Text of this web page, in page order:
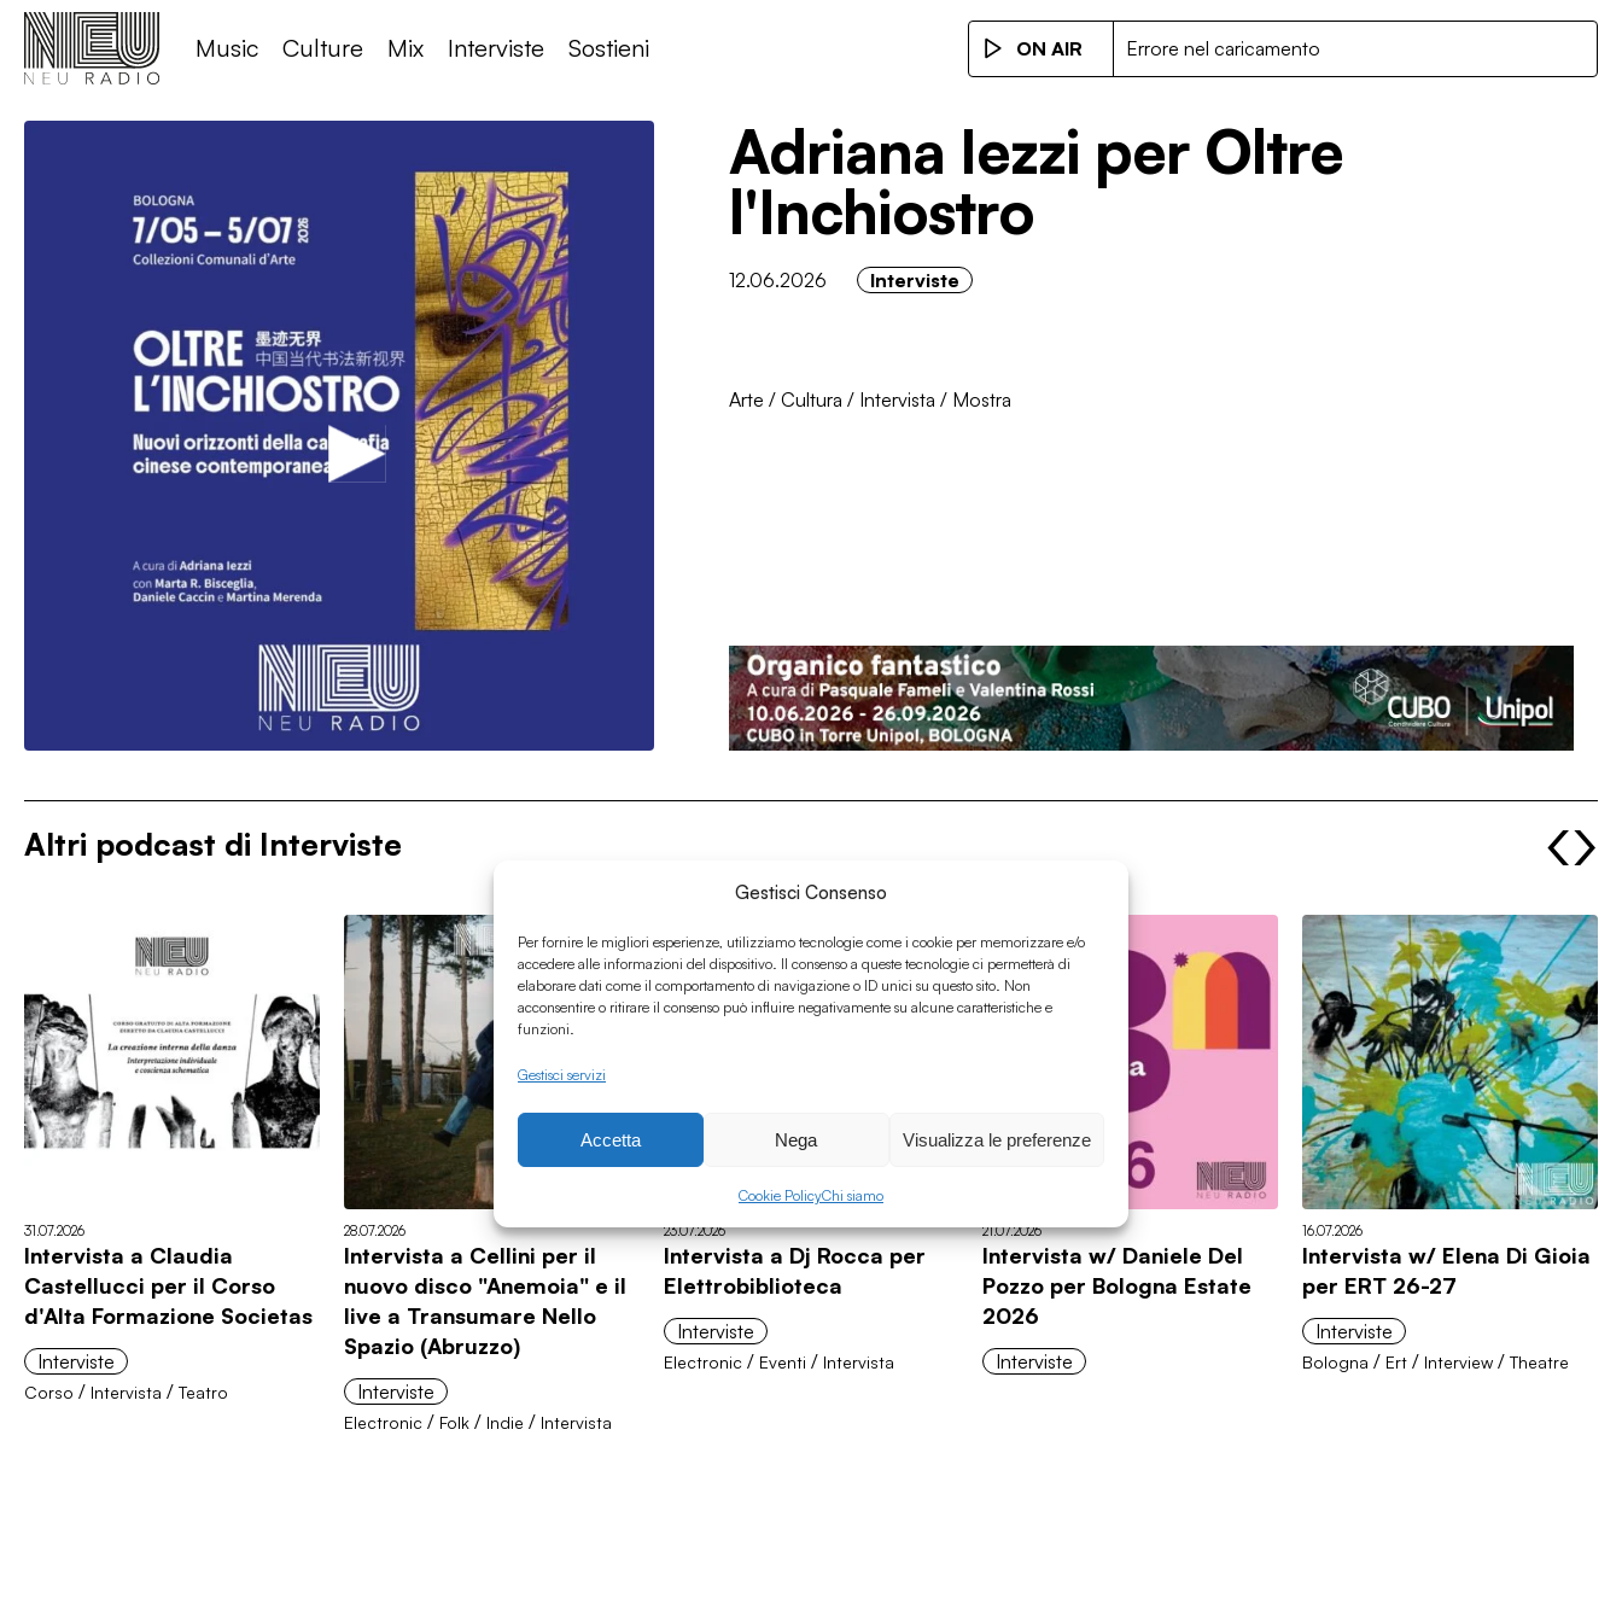
Gestisci Consenso
Per fornire le migliori esperienze, utilizziamo tecnologie come i cookie per memorizzare e/o
accedere alle informazioni del dispositivo. Il consenso a queste tecnologie ci permetterà di
elaborare dati come il comportamento di navigazione o ID unici su questo sito. Non
acconsentire o ritirare il consenso può influire negativamente su alcune caratteristiche e
funzioni.
Gestisci servizi
Accetta Nega Visualizza le preferenze
Cookie PolicyChi siamo
Music Culture Mix Interviste Sostieni ON AIR Errore nel caricamento
Adriana Iezzi per Oltre
l'Inchiostro
12.06.2026 Interviste
Arte / Cultura / Intervista / Mostra
Altri podcast di Interviste
31.07.2026
Intervista a Claudia
Castellucci per il Corso
d'Alta Formazione Societas
Interviste
Corso / Intervista / Teatro
28.07.2026
Intervista a Cellini per il
nuovo disco "Anemoia" e il
live a Transumare Nello
Spazio (Abruzzo)
Interviste
Electronic / Folk/ Indie / Intervista
23.07.2026
Intervista a Dj Rocca per
Elettrobiblioteca
Interviste
Electronic / Eventi / Intervista
21.07.2026
Intervista w/ Daniele Del
Pozzo per Bologna Estate
2026
Interviste
16.07.2026
Intervista w/ Elena Di Gioia
per ERT 26-27
Interviste
Bologna / Ert / Interview /Theatre
‹›